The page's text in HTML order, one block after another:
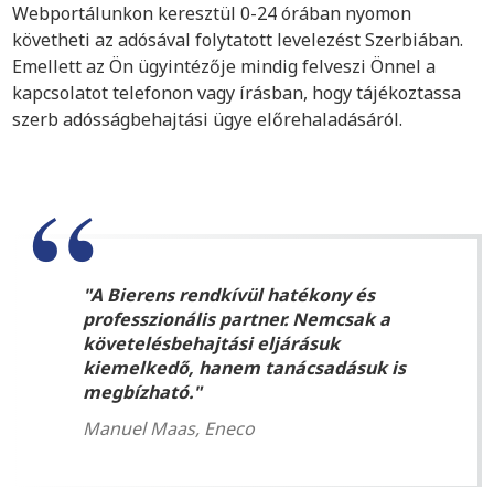
Webportálunkon keresztül 0-24 órában nyomon
követheti az adósával folytatott levelezést Szerbiában.
Emellett az Ön ügyintézője mindig felveszi Önnel a
kapcsolatot telefonon vagy írásban, hogy tájékoztassa
szerb adósságbehajtási ügye előrehaladásáról.
A Bierens rendkívül hatékony és
professzionális partner. Nemcsak a
követelésbehajtási eljárásuk
kiemelkedő, hanem tanácsadásuk is
megbízható.
Manuel Maas, Eneco